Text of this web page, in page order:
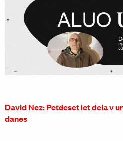
David Nez: Petdeset let dela v
danes